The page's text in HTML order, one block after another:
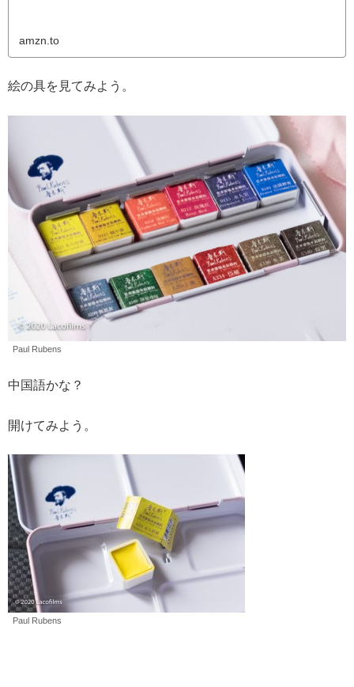
amzn.to
絵の具を見てみよう。
Paul Rubens
中国語かな？
開けてみよう。
Paul Rubens